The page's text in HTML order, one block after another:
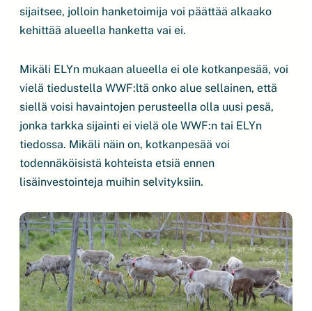
sijaitsee, jolloin hanketoimija voi päättää alkaako
kehittää alueella hanketta vai ei.
Mikäli ELYn mukaan alueella ei ole kotkanpesää, voi
vielä tiedustella WWF:ltä onko alue sellainen, että
siellä voisi havaintojen perusteella olla uusi pesä,
jonka tarkka sijainti ei vielä ole WWF:n tai ELYn
tiedossa. Mikäli näin on, kotkanpesää voi
todennäköisistä kohteista etsiä ennen
lisäinvestointeja muihin selvityksiin.